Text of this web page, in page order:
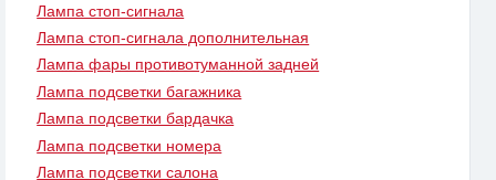
Лампа стоп-сигнала
Лампа стоп-сигнала дополнительная
Лампа фары противотуманной задней
Лампа подсветки багажника
Лампа подсветки бардачка
Лампа подсветки номера
Лампа подсветки салона